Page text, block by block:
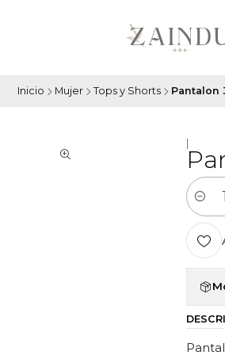
Inicio Mujer Tops y Shorts Pantalon